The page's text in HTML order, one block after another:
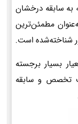
به سابقه درخشان
مطمئن‌ترین
شناخته‌شده است.
بسیار برجسته
تخصص و سابقه